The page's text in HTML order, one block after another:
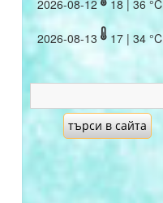
2026-08-12 18 | 36 °C
2026-08-13 17 | 34 °C